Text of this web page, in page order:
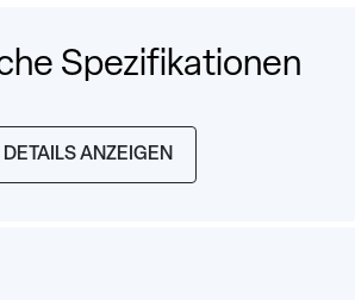
Spezifikationen
DETAILS ANZEIGEN